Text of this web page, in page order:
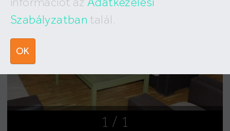
Szabályzatban talál.
OK
1 / 1